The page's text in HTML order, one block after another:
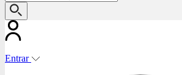
Entrar